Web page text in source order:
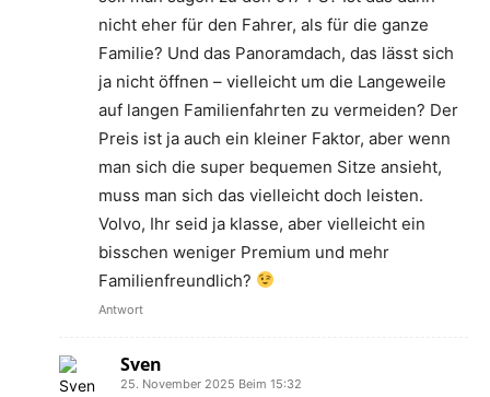
nicht eher für den Fahrer, als für die ganze
Familie? Und das Panoramdach, das lässt sich
ja nicht öffnen – vielleicht um die Langeweile
auf langen Familienfahrten zu vermeiden? Der
Preis ist ja auch ein kleiner Faktor, aber wenn
man sich die super bequemen Sitze ansieht,
muss man sich das vielleicht doch leisten.
Volvo, Ihr seid ja klasse, aber vielleicht ein
bisschen weniger Premium und mehr
Familienfreundlich?
Antwort
Sven
25. November 2025 Beim 15:32